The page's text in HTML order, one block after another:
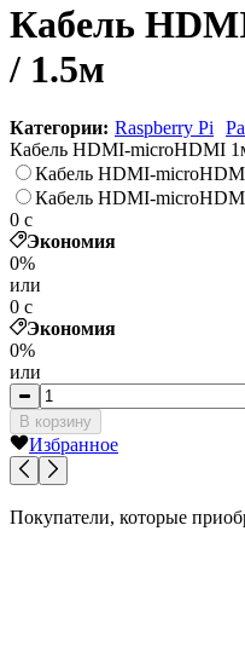
Кабель
/ 1.5м
Категории: Raspberry Pi
Кабель HDMI-microHDMI
Кабель HDMI-
Кабель HDMI-
0 c
Экономия
0%
или
0 c
Экономия
0%
или
В корзину
Избранное
Покупатели, которые